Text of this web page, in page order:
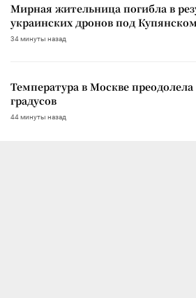
Мирная жительница погибла в
украинских дронов под Купянском
34 минуты назад
Температура в Москве
градусов
44 минуты назад